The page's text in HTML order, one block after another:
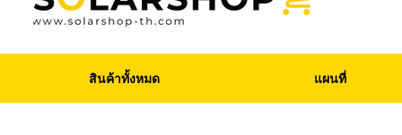
สินค้าทั้งหมด แผนที่